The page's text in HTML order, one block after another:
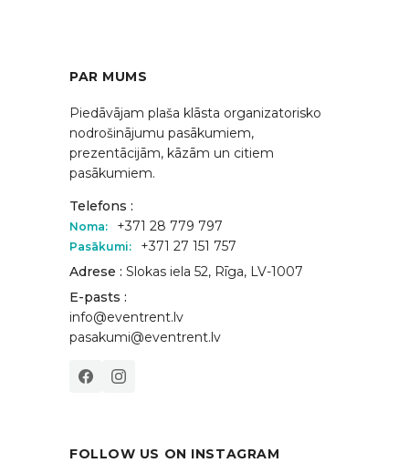
PAR MUMS
Piedāvājam plaša klāsta organizatorisko
nodrošinājumu pasākumiem,
prezentācijām, kāzām un citiem
pasākumiem.
Telefons :
Noma: +371 28 779 797
Pasākumi:
+371 27 151 757
Adrese : Slokas iela 52, Rīga, LV-1007
E-pasts :
info@eventrent.lv
pasakumi@eventrent.lv
FOLLOW US ON INSTAGRAM